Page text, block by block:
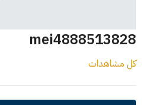
mei4888513828
كل مشاهدات